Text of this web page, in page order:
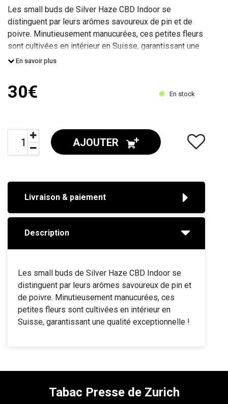
Les small buds de Silver Haze CBD Indoor se
distinguent par leurs arômes savoureux de pin et de
poivre. Minutieusement manucurées, ces petites fleurs
sont cultivées en intérieur en Suisse, garantissant une
qualité exceptionnelle !
En savoir plus
30€ En stock
AJOUTER
Livraison & paiement
Description
Les small buds de Silver Haze CBD Indoor se
distinguent par leurs arômes savoureux de pin et
de poivre. Minutieusement manucurées, ces
petites fleurs sont cultivées en intérieur en
Suisse, garantissant une qualité exceptionnelle !
Tabac Presse de Zurich